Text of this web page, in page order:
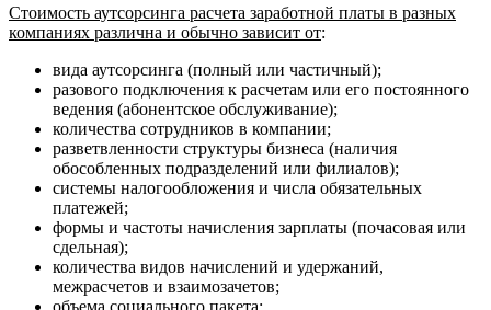
Стоимость аутсорсинга расчета заработной платы в разных
компаниях различна и обычно зависит от:
вида аутсорсинга (полный или частичный);
разового подключения к расчетам или его постоянного
ведения (абонентское обслуживание);
количества сотрудников в компании;
разветвленности структуры бизнеса (наличия
обособленных подразделений или филиалов);
системы налогообложения и числа обязательных
платежей;
формы и частоты начисления зарплаты (почасовая или
сдельная);
количества видов начислений и удержаний,
межрасчетов и взаимозачетов;